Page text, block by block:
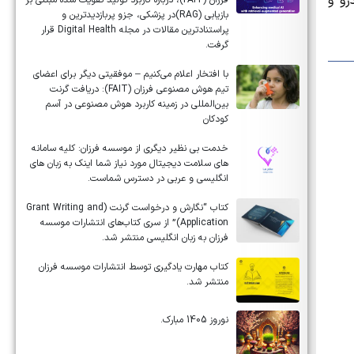
بازیابی (RAG)در پزشکی، جزو پربازدیدترین و
پراستنادترین مقالات در مجله Digital Health قرار
گرفت.
با افتخار اعلام می‌کنیم – موفقیتی دیگر برای اعضای
تیم هوش مصنوعی فرزان (FAIT): دریافت گرنت
بین‌المللی در زمینه کاربرد هوش مصنوعی در آسم
کودکان
خدمت بی نظیر دیگری از موسسه فرزان: کلیه سامانه
های سلامت دیجیتال مورد نیاز شما اینک به زبان های
انگلیسی و عربی در دسترس شماست.
کتاب “نگارش و درخواست گرنت (Grant Writing and
Application)” از سری کتاب‌های انتشارات موسسه
فرزان به زبان انگلیسی منتشر شد.
کتاب مهارت یادگیری توسط انتشارات موسسه فرزان
منتشر شد.
نوروز 1405 مبارک.